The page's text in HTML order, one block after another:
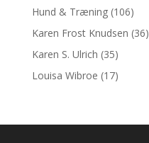
Hund & Træning(106)
Karen Frost Knudsen (36)
Karen S. Ulrich (35)
Louisa Wibroe (17)